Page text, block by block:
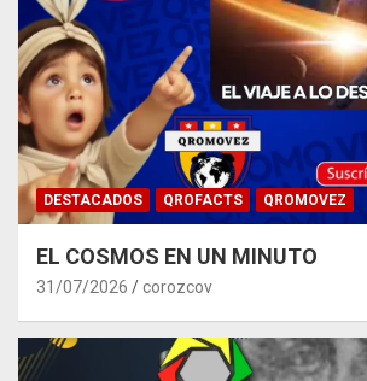
DESTACADOS QROFACTS QROMOVEZ
EL COSMOS EN UN MINUTO
31/07/2026 corozcov